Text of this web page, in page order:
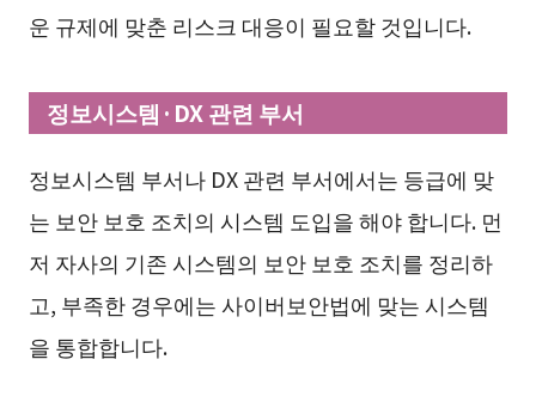
운 규제에 맞춘 리스크 대응이 필요할 것입니다.
정보시스템·DX 관련 부서
정보시스템 부서나 DX 관련 부서에서는 등급에 맞
는 보안 보호 조치의 시스템 도입을 해야 합니다. 먼
저 자사의 기존 시스템의 보안 보호 조치를 정리하
고, 부족한 경우에는 사이버보안법에 맞는 시스템
을 통합합니다.